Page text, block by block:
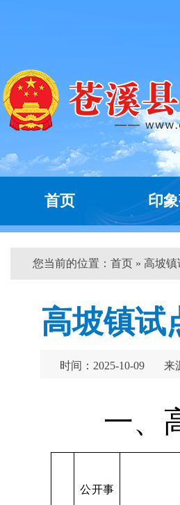
首页 印
您当前的位置： 首页 » 高坡
高坡镇试
时间：2025-10-09 来
一、
公开事